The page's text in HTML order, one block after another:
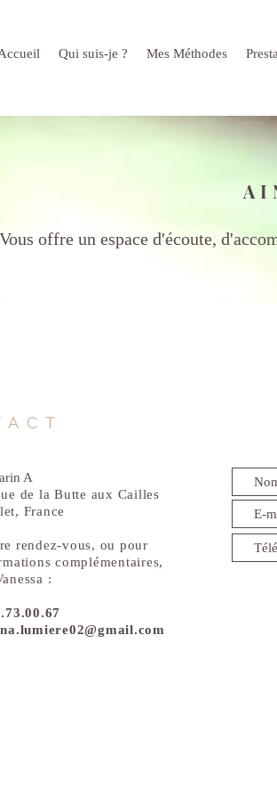
Qui suis-je ? Mes Méthodes
Vous offre un espace d'écoute,
A
de la Butte aux Cailles
France
rendez-vous, ou pour
complémentaires,
: